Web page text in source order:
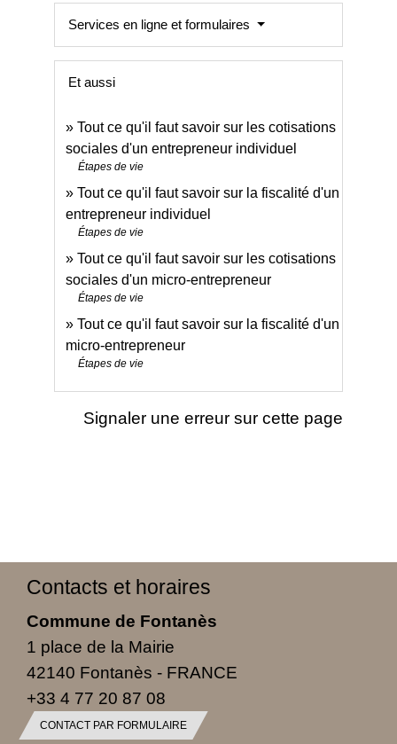
Services en ligne et formulaires
Et aussi
Tout ce qu'il faut savoir sur les cotisations
sociales d'un entrepreneur individuel
Étapes de vie
Tout ce qu'il faut savoir sur la fiscalité d'un
entrepreneur individuel
Étapes de vie
Tout ce qu'il faut savoir sur les cotisations
sociales d'un micro-entrepreneur
Étapes de vie
Tout ce qu'il faut savoir sur la fiscalité d'un
micro-entrepreneur
Étapes de vie
Signaler une erreur sur cette page
Contacts et horaires
Commune de Fontanès
1 place de la Mairie
42140 Fontanès - FRANCE
+33 4 77 20 87 08
CONTACT PAR FORMULAIRE